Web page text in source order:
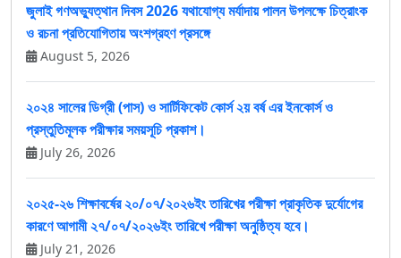
জুলাই গণঅভ্যুত্থান দিবস 2026 যথাযোগ্য মর্যাদায় পালন উপলক্ষে চিত্রাংক
ও রচনা প্রতিযোগিতায় অংশগ্রহণ প্রসঙ্গে
August 5, 2026
২০২৪ সালের ডিগ্রী (পাস) ও সার্টিফিকেট কোর্স ২য় বর্ষ এর ইনকোর্স ও
প্রস্তুতিমূলক পরীক্ষার সময়সূচি প্রকাশ।
July 26, 2026
২০২৫-২৬ শিক্ষাবর্ষের ২০/০৭/২০২৬ইং তারিখের পরীক্ষা প্রাকৃতিক দুর্যোগের
কারণে আগামী ২৭/০৭/২০২৬ইং তারিখে পরীক্ষা অনুষ্ঠিত্য হবে।
July 21, 2026